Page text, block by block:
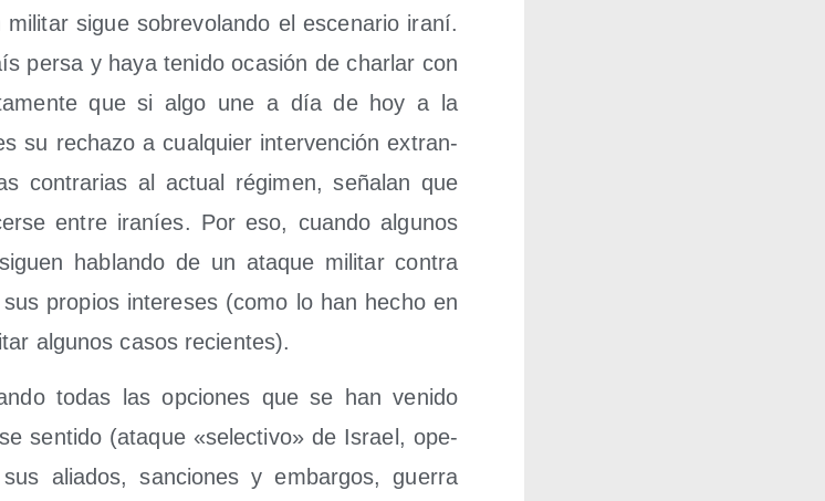
sigue sobre­vo­lan­do el esce­na­rio ira­ní.
per­sa y haya teni­do oca­sión de char­lar con
que si algo une a día de hoy a la
su recha­zo a cual­quier inter­ven­ción extran­
con­tra­rias al actual régi­men, seña­lan que
entre ira­níes. Por eso, cuan­do algu­nos
hablan­do de un ata­que mili­tar con­tra
pro­pios intere­ses (como lo han hecho en
algu­nos casos recientes).
todas las opcio­nes que se han veni­do
sen­ti­do (ata­que «selec­ti­vo» de Israel, ope­
alia­dos, san­cio­nes y embar­gos, gue­rra